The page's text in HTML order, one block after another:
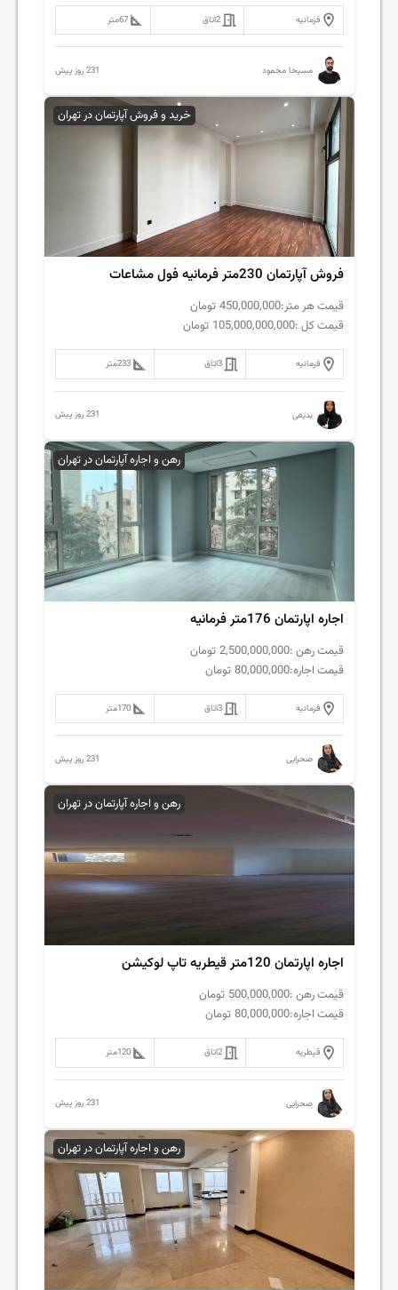
فرمانیه 2اتاق 67متر
مسیحا محمود 231 روز پیش
خرید و فروش آپارتمان در تهران
فروش آپارتمان 230متر فرمانیه فول مشاعات
قیمت هر متر:450,000,000 تومان
قیمت کل :105,000,000,000 تومان
فرمانیه 3اتاق 233متر
بدیعی 231 روز پیش
رهن و اجاره آپارتمان در تهران
اجاره اپارتمان 176متر فرمانیه
قیمت رهن :2,500,000,000 تومان
قیمت اجاره:80,000,000 تومان
فرمانیه 3اتاق 170متر
صحرایی 231 روز پیش
رهن و اجاره آپارتمان در تهران
اجاره اپارتمان 120متر قیطریه تاپ لوکیشن
قیمت رهن :500,000,000 تومان
قیمت اجاره:80,000,000 تومان
قیطریه 2اتاق 120متر
صحرایی 231 روز پیش
رهن و اجاره آپارتمان در تهران